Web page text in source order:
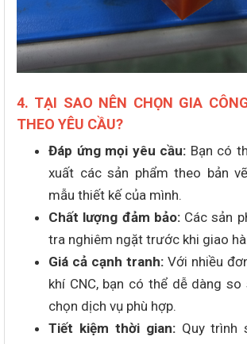
4. TẠI SAO NÊN CHỌN GIA
THEO YÊU CẦU?
Đáp ứng mọi yêu cầu: Bạn có
xuất các sản phẩm theo bản
mẫu thiết kế của mình.
Chất lượng đảm bảo:Các sản
tra nghiêm ngặt trước khi giao
Giá cả cạnh tranh: Với nhiều
khí CNC, bạn có thể dễ dàng
chọn dịch vụ phù hợp.
Tiết kiệm thời gian:Quy trình